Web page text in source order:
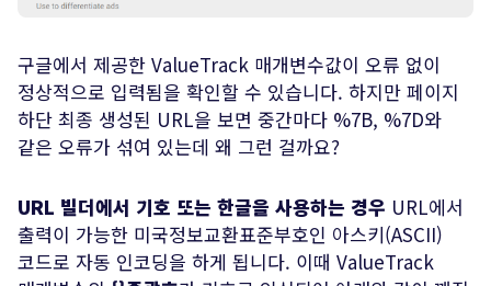
구글에서 제공한 ValueTrack 매개변수값이 오류 없이
정상적으로 입력됨을 확인할 수 있습니다. 하지만 페이지
하단 최종 생성된 URL을 보면 중간마다 %7B, %7D와
같은 오류가 섞여 있는데 왜 그런 걸까요?
URL 빌더에서 기호 또는 한글을 사용하는 경우 URL에서
출력이 가능한 미국정보교환표준부호인 아스키(ASCII)
코드로 자동 인코딩을 하게 됩니다. 이때 ValueTrack